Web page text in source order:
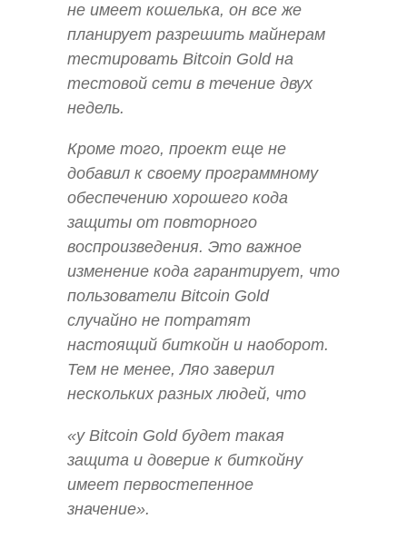
не имеет кошелька, он все же
планирует разрешить майнерам
тестировать Bitcoin Gold на
тестовой сети в течение двух
недель.
Кроме того, проект еще не
добавил к своему программному
обеспечению хорошего кода
защиты от повторного
воспроизведения. Это важное
изменение кода гарантирует, что
пользователи Bitcoin Gold
случайно не потратят
настоящий биткойн и наоборот.
Тем не менее, Ляо заверил
нескольких разных людей, что
«у Bitcoin Gold будет такая
защита и доверие к биткойну
имеет первостепенное
значение».